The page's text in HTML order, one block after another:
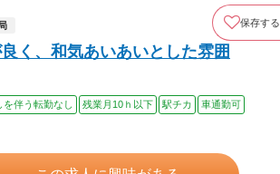
保存する
く、和気あいあいとした雰囲
を伴う転勤なし 残業月10ｈ以下 駅チカ
車通勤可